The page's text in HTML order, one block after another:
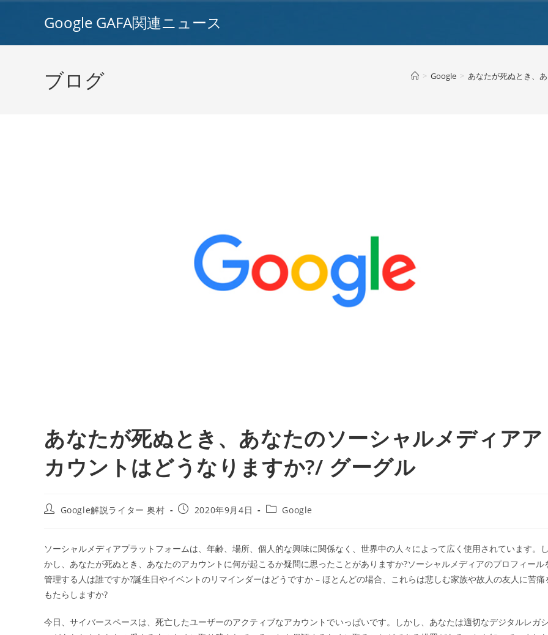
Google GAFA関連ニュース
ブログ > Google > あなたが死ぬとき、
あなたが死ぬとき、あなたのソーシャルメディアア
カウントはどうなりますか?/ グーグル
投
Google解説ライター 奥村
投
開
日:
2020年9月4日
投
テ
ゴ
リ
ー:
Google
ソーシャルメディアプラットフォームは、年齢、場所、個人的な興味に関係なく、世界中の人々によって広く使用されています。し
かし、あなたが死ぬとき、あなたのアカウントに何が起こるか疑問に思ったことがありますか?ソーシャルメディアのプロフィール
管理する人は誰ですか?誕生日やイベントのリマインダーはどうですか – ほとんどの場合、これらは悲しむ家族や故人の友人に苦痛
もたらしますか?
今日、サイバースペースは、死亡したユーザーのアクティブなアカウントでいっぱいです。しかし、あなたは適切なデジタルレガシ